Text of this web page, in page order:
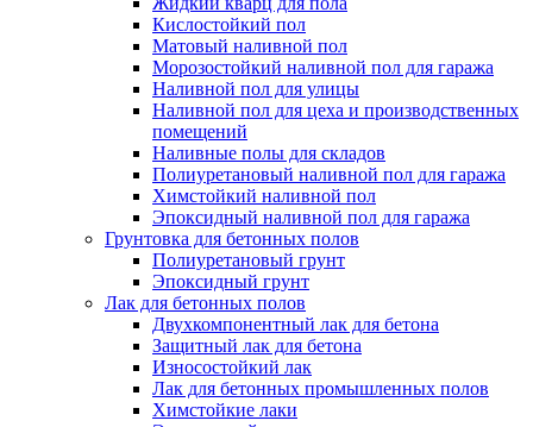
Кислостойкий пол
Матовый наливной пол
Морозостойкий наливной пол для гаража
Наливной пол для улицы
Наливной пол для цеха и производственных
помещений
Наливные полы для складов
Полиуретановый наливной пол для гаража
Химстойкий наливной пол
Эпоксидный наливной пол для гаража
Грунтовка для бетонных полов
Полиуретановый грунт
Эпоксидный грунт
Лак для бетонных полов
Двухкомпонентный лак для бетона
Защитный лак для бетона
Износостойкий лак
Лак для бетонных промышленных полов
Химстойкие лаки